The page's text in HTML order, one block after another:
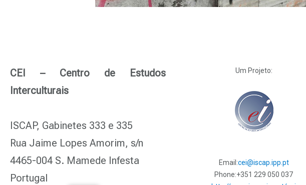
CEI – Centro de Estudos
Interculturais
ISCAP, Gabinetes 333 e 335
Rua Jaime Lopes Amorim, s/n
4465-004 S. Mamede Infesta
Portugal
Um Projeto:
Email:cei@iscap.ipp.pt
Phone:+351 229 050 037